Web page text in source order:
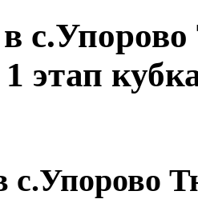
1 этап
с.Упорово